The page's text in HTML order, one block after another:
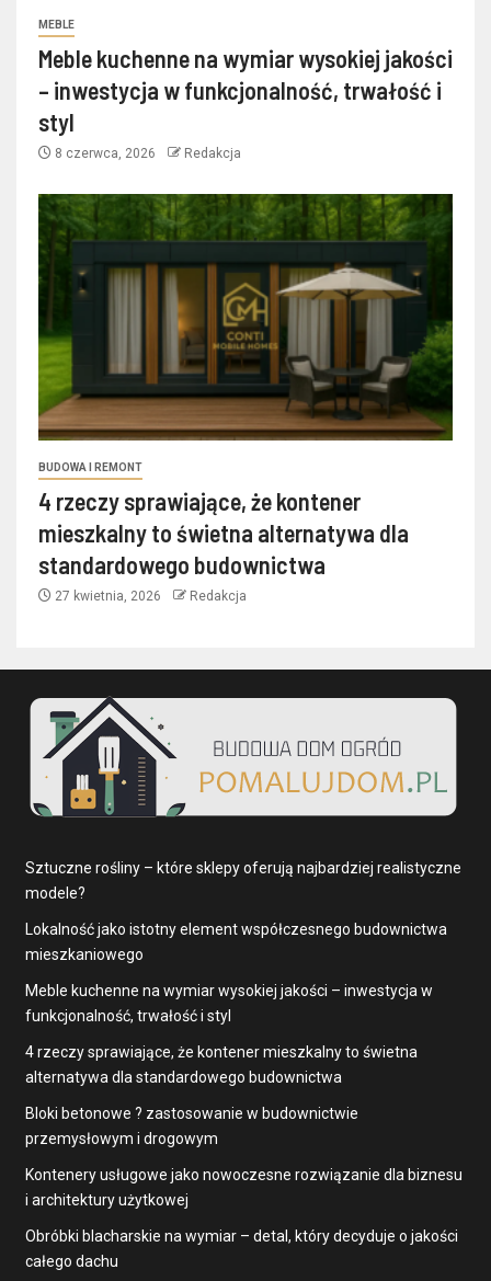
MEBLE
Meble kuchenne na wymiar wysokiej jakości
– inwestycja w funkcjonalność, trwałość i
styl
8 czerwca, 2026 Redakcja
BUDOWA I REMONT
4 rzeczy sprawiające, że kontener
mieszkalny to świetna alternatywa dla
standardowego budownictwa
27 kwietnia, 2026 Redakcja
Sztuczne rośliny – które sklepy oferują najbardziej realistyczne
modele?
Lokalność jako istotny element współczesnego budownictwa
mieszkaniowego
Meble kuchenne na wymiar wysokiej jakości – inwestycja w
funkcjonalność, trwałość i styl
4 rzeczy sprawiające, że kontener mieszkalny to świetna
alternatywa dla standardowego budownictwa
Bloki betonowe ? zastosowanie w budownictwie
przemysłowym i drogowym
Kontenery usługowe jako nowoczesne rozwiązanie dla biznesu
i architektury użytkowej
Obróbki blacharskie na wymiar – detal, który decyduje o jakości
całego dachu